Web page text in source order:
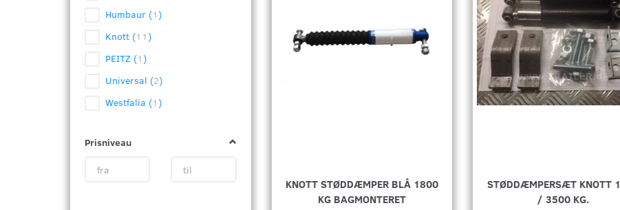
Humbaur (1)
Knott (11)
PEITZ (1)
Universal (2)
Westfalia (1)
Prisniveau
KNOTT STØDDÆMPER BLÅ 1800
KG BAGMONTERET
STØDDÆMPERSÆT KNOTT
/ 3500 KG.